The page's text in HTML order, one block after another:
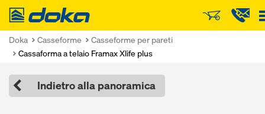
Doka
Doka Casseforme
Casseforme per pareti
Cassaforma a telaio Framax Xlife plus
Indietro alla panoramica